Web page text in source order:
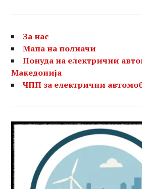
За нас
Мапа на полначи
Понуда на електрични
Македонија
ЧПП за електрични